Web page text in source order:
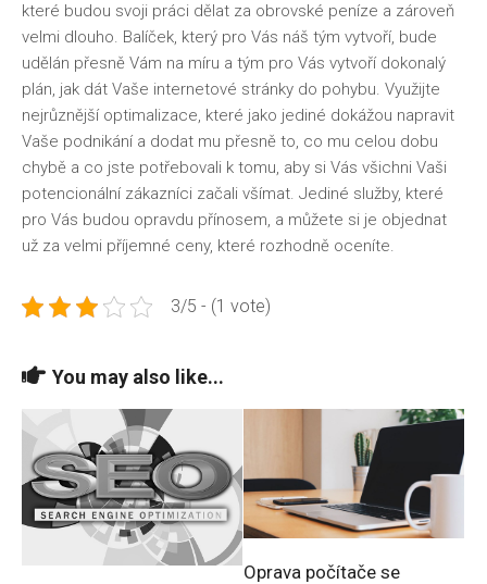
které budou svoji práci dělat za obrovské peníze a zároveň
velmi dlouho. Balíček, který pro Vás náš tým vytvoří, bude
udělán přesně Vám na míru a tým pro Vás vytvoří dokonalý
plán, jak dát Vaše internetové stránky do pohybu. Využijte
nejrůznější optimalizace, které jako jediné dokážou napravit
Vaše podnikání a dodat mu přesně to, co mu celou dobu
chybě a co jste potřebovali k tomu, aby si Vás všichni Vaši
potencionální zákazníci začali všímat. Jediné služby, které
pro Vás budou opravdu přínosem, a můžete si je objednat
už za velmi příjemné ceny, které rozhodně oceníte.
3/5 - (1 vote)
You may also like...
Oprava počítače se